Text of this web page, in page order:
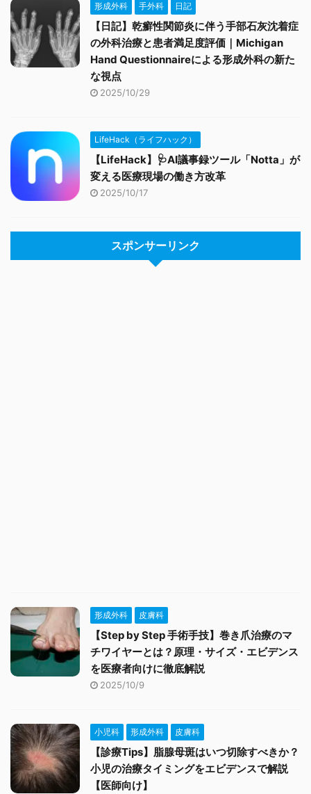
形成外科 手外科 日記
【日記】乾癬性関節炎に伴う手部石灰沈着症
の外科治療と患者満足度評価｜Michigan
Hand Questionnaireによる形成外科の新た
な視点
2025/10/29
LifeHack（ライフハック）
【LifeHack】🩺AI議事録ツール「Notta」が
変える医療現場の働き方改革
2025/10/17
スポンサーリンク
形成外科 皮膚科
【Step by Step 手術手技】巻き爪治療のマ
チワイヤーとは？原理・サイズ・エビデンス
を医療者向けに徹底解説
2025/10/9
小児科 形成外科 皮膚科
【診療Tips】脂腺母斑はいつ切除すべきか？
小児の治療タイミングをエビデンスで解説
【医師向け】